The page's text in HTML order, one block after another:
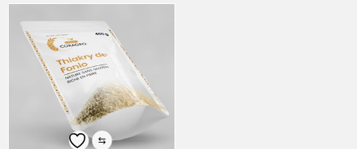
⇆